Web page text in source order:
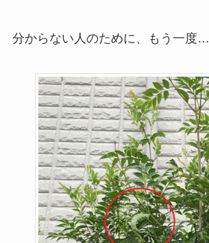
分からない人のために、もう一度…